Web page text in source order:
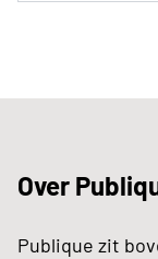
Over
Publique zit